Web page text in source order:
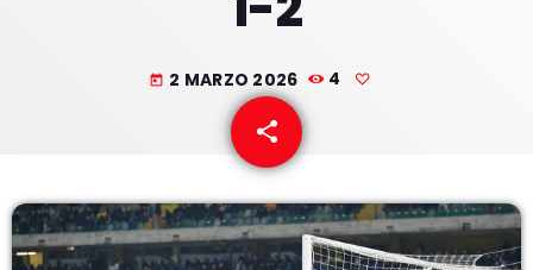
NUESTRAS FRECUENCIAS
NOTICIAS
today 2 MARZO 2026 4
share
email